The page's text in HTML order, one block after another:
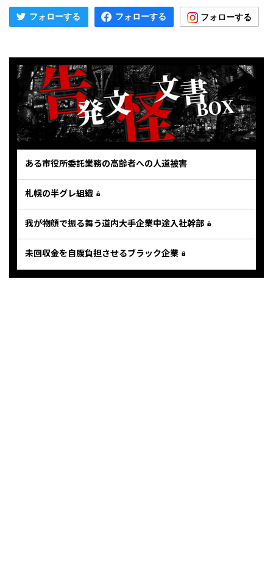
ある市役所委託業務の高齢者への人道被害
札幌の半グレ組織
我が物顔で振る舞う道内大手企業中途入社幹部
未回収金を自腹負担させるブラック企業